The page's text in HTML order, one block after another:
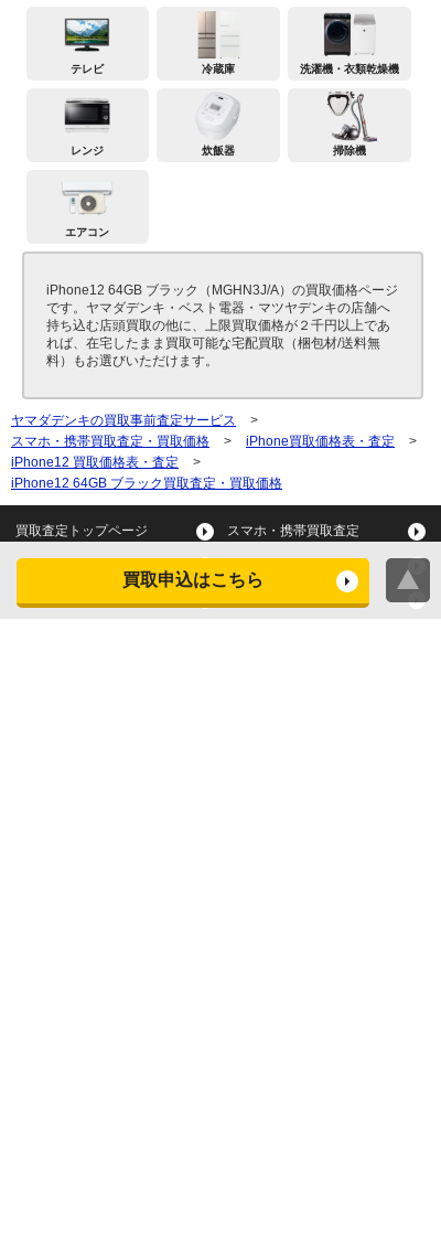
買取申込はこちら
テレビ 冷蔵庫 洗濯機・衣類乾燥機
レンジ 炊飯器 掃除機
エアコン
iPhone12 64GB ブラック（MGHN3J/A）の買取価格ページ
です。ヤマダデンキ・ベスト電器・マツヤデンキの店舗へ
持ち込む店頭買取の他に、上限買取価格が２千円以上であ
れば、在宅したまま買取可能な宅配買取（梱包材/送料無
料）もお選びいただけます。
ヤマダデンキの買取事前査定サービス
>
スマホ・携帯買取査定・買取価格
> iPhone買取価格表・査定
>
iPhone12 買取価格表・査定
>
iPhone12 64GB ブラック買取査定・買取価格
買取査定トップページ スマホ・携帯買取査定
タブレット買取査定
スマートウォッチ買取査定